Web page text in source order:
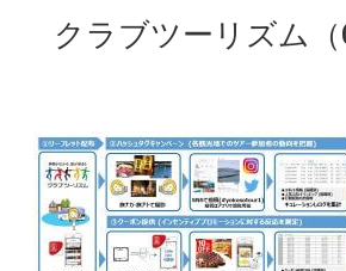
クラブツーリズム（